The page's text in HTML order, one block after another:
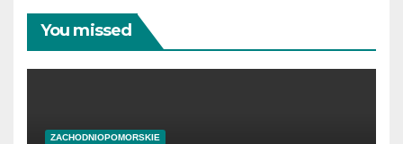
You missed
ZACHODNIOPOMORSKIE